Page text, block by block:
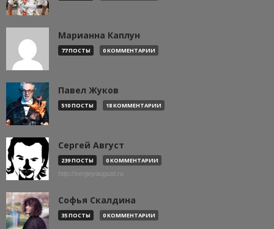
Марианна Каплун
77 ПОСТЫ 0 КОММЕНТАРИИ
Павел Жуков
510 ПОСТЫ 18 КОММЕНТАРИИ
Сергей Август
239 ПОСТЫ 0 КОММЕНТАРИИ
http://sergeyaugust.ru
Софья Скалдина
35 ПОСТЫ 0 КОММЕНТАРИИ